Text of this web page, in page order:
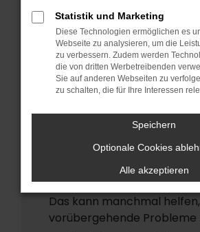
Überprüfe deine Firewall
Internetverbindung.
Laden andere Webseiten,
deine Suchmaschine?
Prüfe deine
Manche Erweiterungen, wie
Werbeblocker, können das
bestimmter Seiten
Funktioniert die Seite in
Browser oder in einem
Starte dein Gerät neu.
Das kann manchmal helfen,
vorübergehende Probleme
Statistik und Marketing
Diese Technologien ermöglichen es
Webseite zu analysieren, um die
zu verbessern. Zudem werden
die von dritten Werbetreibenden
Sie auf anderen Webseiten zu
zu schalten, die für Ihre Interessen
Speichern
Optionale Cookies
Alle akzeptieren